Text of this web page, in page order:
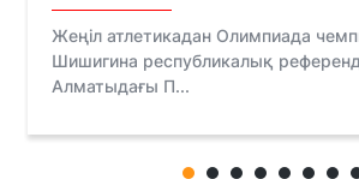
Жеңіл атлетикадан Олимпиада
Шишигина республикалық
Алматыдағы П...